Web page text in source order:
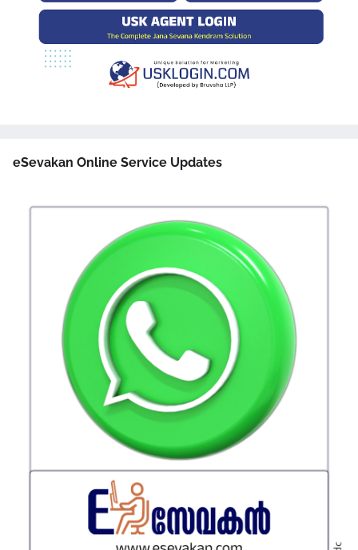
eSevakan Online Service Updates